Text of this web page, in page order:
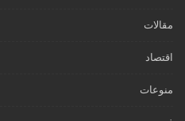
مقالات
اقتصاد
منوعات